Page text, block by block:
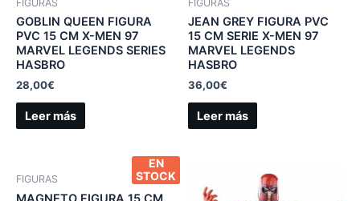
FIGURAS
GOBLIN QUEEN FIGURA
PVC 15 CM X-MEN 97
MARVEL LEGENDS SERIES
HASBRO
28,00€
Leer más
FIGURAS
JEAN GREY FIGURA PVC
15 CM SERIE X-MEN 97
MARVEL LEGENDS
HASBRO
36,00€
Leer más
EN
STOCK
FIGURAS